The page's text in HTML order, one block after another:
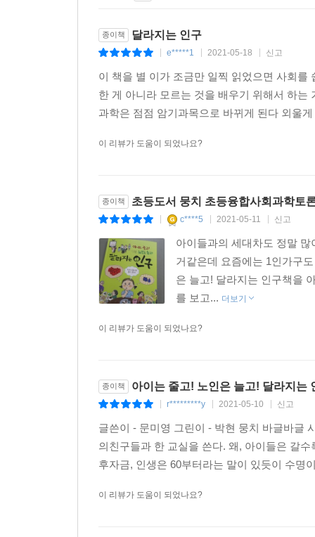
종이책 달라지는 인구
e*****1 2021-05-18 신고
이 책을 별 이가 조금만 일찍 읽었으면 사회
한 게 아니라 모르는 것을 배우기 위해서 하
과학은 점점 암기과목으로 바뀌게 된다 외울
이 리뷰가 도움이 되었나요?
종이책 초등도서 뭉치 초등융합사회과학토
c****5 2021-05-11 신고
아이들과의 세대차도 정말
거같은데 요즘에는 1인가구
은 늘고! 달라지는 인구책을
를 보고... 더보기
이 리뷰가 도움이 되었나요?
종이책 아이는 줄고! 노인은 늘고! 달라지는
r*********y 2021-05-10 신고
글쓴이 - 문미영 그린이 - 박현 뭉치 바글바글
의친구들과 한 교실을 쓴다. 왜, 아이들은 갈
후자금, 인생은 60부터라는 말이 있듯이 수명
이 리뷰가 도움이 되었나요?